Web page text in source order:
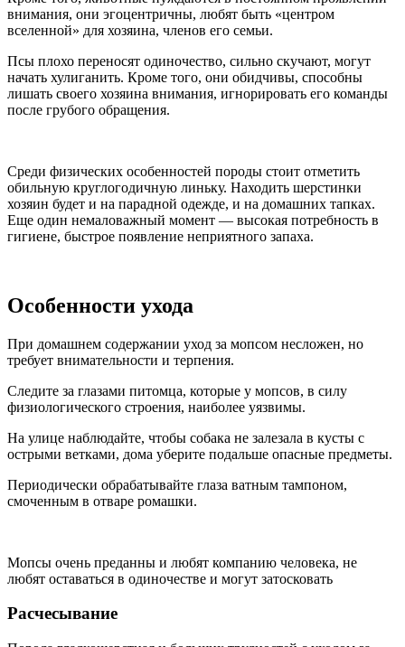
внимания, они эгоцентричны, любят быть «центром
вселенной» для хозяина, членов его семьи.
Псы плохо переносят одиночество, сильно скучают, могут
начать хулиганить. Кроме того, они обидчивы, способны
лишать своего хозяина внимания, игнорировать его команды
после грубого обращения.
Среди физических особенностей породы стоит отметить
обильную круглогодичную линьку. Находить шерстинки
хозяин будет и на парадной одежде, и на домашних тапках.
Еще один немаловажный момент — высокая потребность в
гигиене, быстрое появление неприятного запаха.
Особенности ухода
При домашнем содержании уход за мопсом несложен, но
требует внимательности и терпения.
Следите за глазами питомца, которые у мопсов, в силу
физиологического строения, наиболее уязвимы.
На улице наблюдайте, чтобы собака не залезала в кусты с
острыми ветками, дома уберите подальше опасные предметы.
Периодически обрабатывайте глаза ватным тампоном,
смоченным в отваре ромашки.
Мопсы очень преданны и любят компанию человека, не
любят оставаться в одиночестве и могут затосковать
Расчесывание